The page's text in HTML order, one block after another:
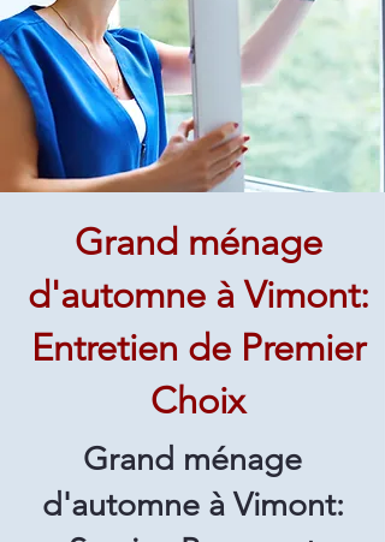
Grand ménage
d'automne à Vimont:
Entretien de Premier
Choix
Grand ménage
d'automne à Vimont: